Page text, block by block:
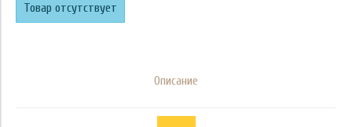
Товар отсутствует
Описание